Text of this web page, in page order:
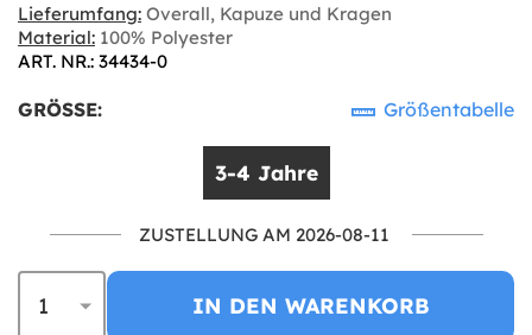
Lieferumfang: Overall, Kapuze und Kragen
Material: 100% Polyester
ART. NR.: 34434-0
GRÖSSE: Größentabelle
3-4 Jahre
ZUSTELLUNG AM 2026-08-11
IN DEN WARENKORB